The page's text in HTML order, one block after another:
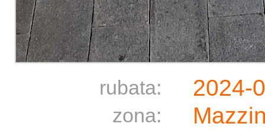
rubata: 2024-
zona: